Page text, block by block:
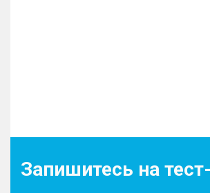
Запишитесь на